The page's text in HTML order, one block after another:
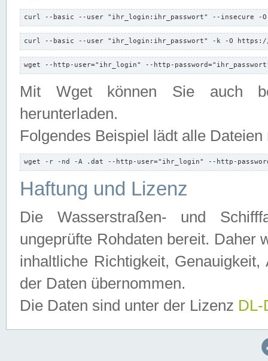
curl --basic --user "ihr_login:ihr_passwort" --insecure -
curl --basic --user "ihr_login:ihr_passwort" -k -O https://
wget --http-user="ihr_login" --http-
Mit Wget können Sie auch
herunterladen.
Folgendes Beispiel lädt alle
wget -r -nd -A .dat --http-user="ihr_login" --http-
Haftung und Lizenz
Die Wasserstraßen- und
ungeprüfte Rohdaten bereit. Daher
inhaltliche Richtigkeit,
der Daten übernommen.
Die Daten sind unter der Lizenz